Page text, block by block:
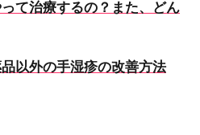
て治療するの？また、どん
以外の手湿疹の改善方法